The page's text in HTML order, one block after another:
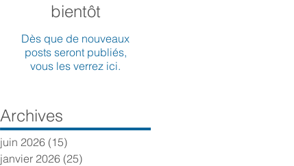
bientôt
Dès que de nouveaux
posts seront publiés,
vous les verrez ici.
Archives
juin 2026 (15)
janvier 2026 (25)